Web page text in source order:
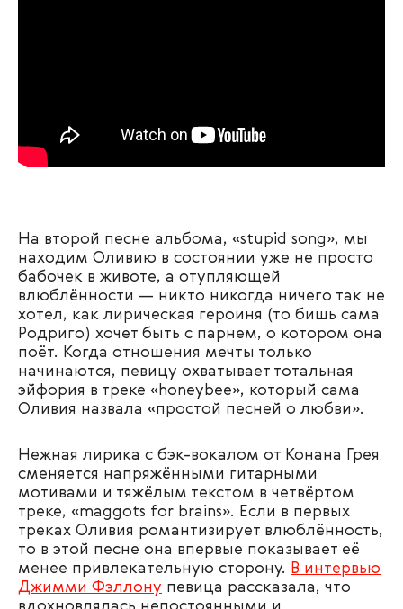
На второй песне альбома, «stupid song», мы
находим Оливию в состоянии уже не просто
бабочек в животе, а отупляющей
влюблённости — никто никогда ничего так не
хотел, как лирическая героиня (то бишь сама
Родриго) хочет быть с парнем, о котором она
поёт. Когда отношения мечты только
начинаются, певицу охватывает тотальная
эйфория в треке «honeybee», который сама
Оливия назвала «простой песней о любви».
Нежная лирика с бэк-вокалом от Конана Грея
сменяется напряжёнными гитарными
мотивами и тяжёлым текстом в четвёртом
треке, «maggots for brains». Если в первых
треках Оливия романтизирует влюблённость,
то в этой песне она впервые показывает её
менее привлекательную сторону. В интервью
Джимми Фэллону певица рассказала, что